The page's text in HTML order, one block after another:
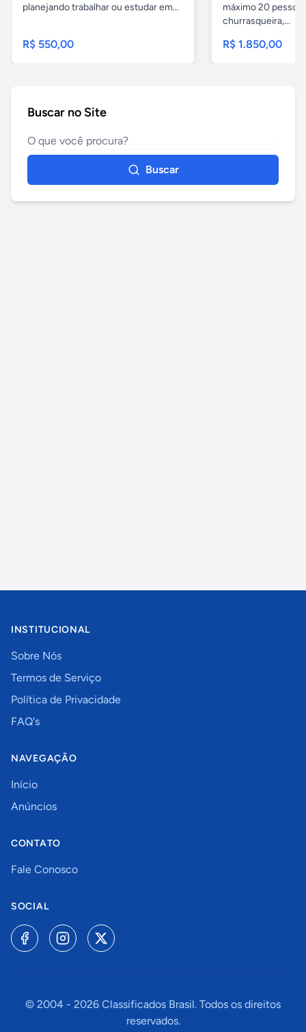
planejando trabalhar ou estudar em...
R$ 550,00
máximo 20
churrasqueira,...
R$ 1.850,00
Buscar no Site
Buscar
INSTITUCIONAL
Sobre Nós
Termos de Serviço
Política de Privacidade
FAQ's
NAVEGAÇÃO
Início
Anúncios
CONTATO
Fale Conosco
SOCIAL
© 2004 - 2026 Classificados Brasil. Todos os direitos
reservados.